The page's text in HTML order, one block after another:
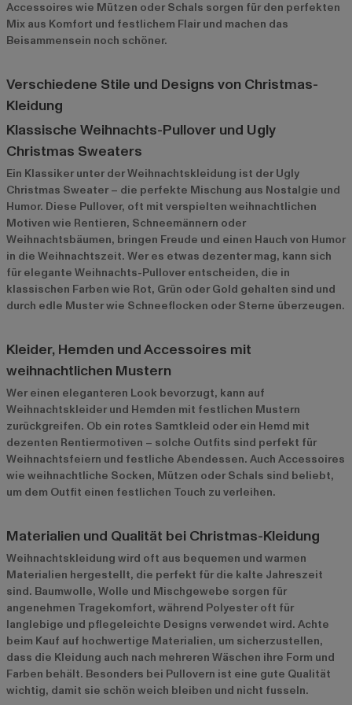
Accessoires wie Mützen oder Schals sorgen für den perfekten
Mix aus Komfort und festlichem Flair und machen das
Beisammensein noch schöner.
Verschiedene Stile und Designs von Christmas-
Kleidung
Klassische Weihnachts-Pullover und Ugly
Christmas Sweaters
Ein Klassiker unter der Weihnachtskleidung ist der Ugly
Christmas Sweater – die perfekte Mischung aus Nostalgie und
Humor. Diese Pullover, oft mit verspielten weihnachtlichen
Motiven wie Rentieren, Schneemännern oder
Weihnachtsbäumen, bringen Freude und einen Hauch von Humor
in die Weihnachtszeit. Wer es etwas dezenter mag, kann sich
für elegante Weihnachts-Pullover entscheiden, die in
klassischen Farben wie Rot, Grün oder Gold gehalten sind und
durch edle Muster wie Schneeflocken oder Sterne überzeugen.
Kleider, Hemden und Accessoires mit
weihnachtlichen Mustern
Wer einen eleganteren Look bevorzugt, kann auf
Weihnachtskleider und Hemden mit festlichen Mustern
zurückgreifen. Ob ein rotes Samtkleid oder ein Hemd mit
dezenten Rentiermotiven – solche Outfits sind perfekt für
Weihnachtsfeiern und festliche Abendessen. Auch Accessoires
wie weihnachtliche Socken, Mützen oder Schals sind beliebt,
um dem Outfit einen festlichen Touch zu verleihen.
Materialien und Qualität bei Christmas-Kleidung
Weihnachtskleidung wird oft aus bequemen und warmen
Materialien hergestellt, die perfekt für die kalte Jahreszeit
sind. Baumwolle, Wolle und Mischgewebe sorgen für
angenehmen Tragekomfort, während Polyester oft für
langlebige und pflegeleichte Designs verwendet wird. Achte
beim Kauf auf hochwertige Materialien, um sicherzustellen,
dass die Kleidung auch nach mehreren Wäschen ihre Form und
Farben behält. Besonders bei Pullovern ist eine gute Qualität
wichtig, damit sie schön weich bleiben und nicht fusseln.